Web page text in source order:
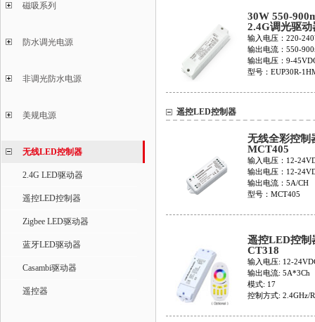
磁吸系列
防水调光电源
非调光防水电源
美规电源
无线LED控制器
2.4G LED驱动器
遥控LED控制器
Zigbee LED驱动器
蓝牙LED驱动器
Casambi驱动器
遥控器
30W 550-
2.4G调光驱动
EUP30R-
输入电压：220-
输出电流：550-
输出电压：9-
型号：EUP30R-
遥控LED控制器
无线全彩控制
MCT405
输入电压：12-
输出电压：12-
输出电流：5A/CH
型号：MCT405
遥控LED控制
CT318
输入电压: 12-
输出电流: 5A*3Ch
模式: 17
控制方式: 2.4GHz/